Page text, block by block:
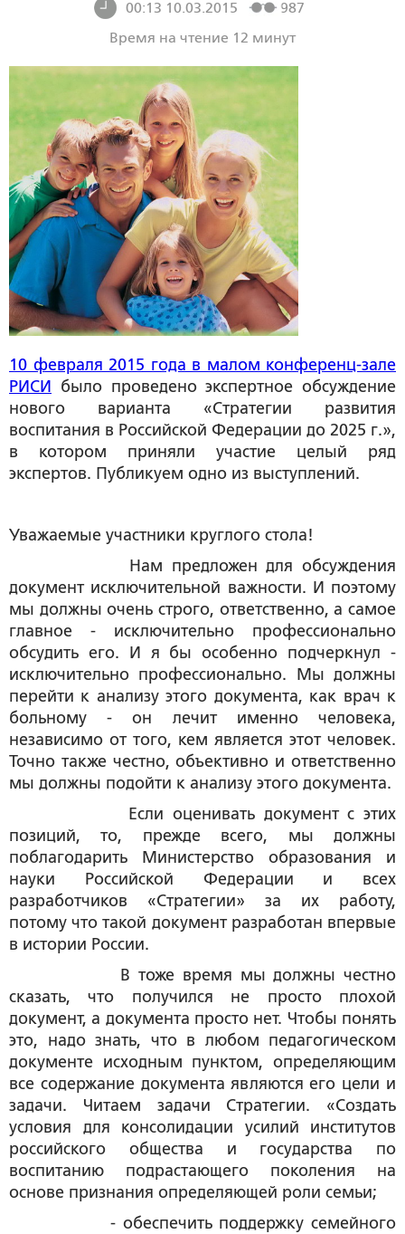
00:13 10.03.2015
987
Время на чтение 12 минут
10 февраля 2015 года в малом конференц-зале
РИСИ было проведено экспертное обсуждение
нового варианта «Стратегии развития
воспитания в Российской Федерации до 2025 г.»,
в котором приняли участие целый ряд
экспертов. Публикуем одно из выступлений.
Уважаемые участники круглого стола!
Нам предложен для обсуждения
документ исключительной важности. И поэтому
мы должны очень строго, ответственно, а самое
главное - исключительно профессионально
обсудить его. И я бы особенно подчеркнул -
исключительно профессионально. Мы должны
перейти к анализу этого документа, как врач к
больному - он лечит именно человека,
независимо от того, кем является этот человек.
Точно также честно, объективно и ответственно
мы должны подойти к анализу этого документа.
Если оценивать документ с этих
позиций, то, прежде всего, мы должны
поблагодарить Министерство образования и
науки Российской Федерации и всех
разработчиков «Стратегии» за их работу,
потому что такой документ разработан впервые
в истории России.
В тоже время мы должны честно
сказать, что получился не просто плохой
документ, а документа просто нет. Чтобы понять
это, надо знать, что в любом педагогическом
документе исходным пунктом, определяющим
все содержание документа являются его цели и
задачи. Читаем задачи Стратегии. «Создать
условия для консолидации усилий институтов
российского общества и государства по
воспитанию подрастающего поколения на
основе признания определяющей роли семьи;
- обеспечить поддержку семейного